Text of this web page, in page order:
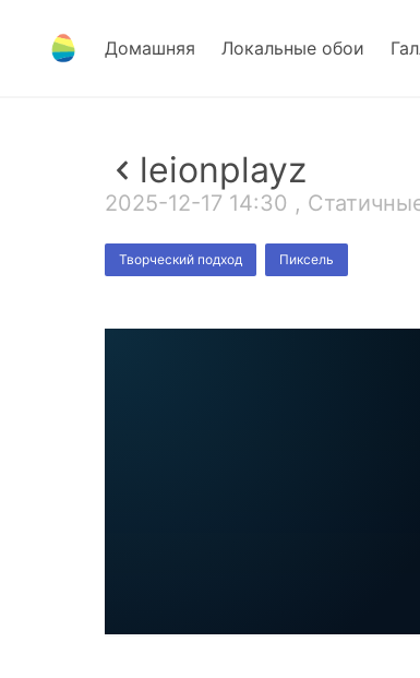
Домашняя Локальные обои
leionplayz
2025-12-17 14:30 ,
Творческий подход Пиксель